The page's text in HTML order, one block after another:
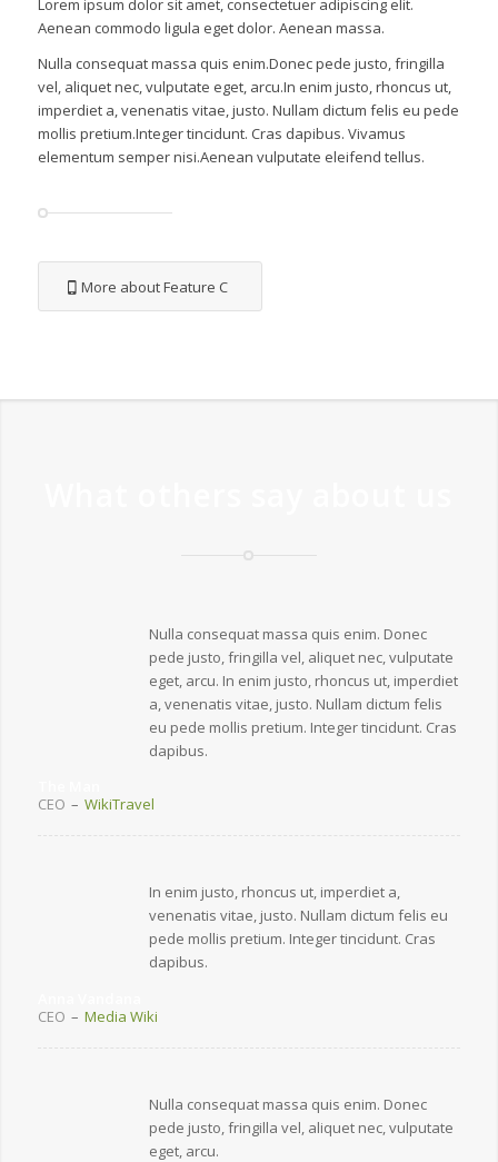
Aenean commodo ligula eget dolor. Aenean massa.
Nulla consequat massa quis enim.Donec pede justo, fringilla
vel, aliquet nec, vulputate eget, arcu.In enim justo, rhoncus ut,
imperdiet a, venenatis vitae, justo. Nullam dictum felis eu pede
mollis pretium.Integer tincidunt. Cras dapibus. Vivamus
elementum semper nisi.Aenean vulputate eleifend tellus.
More about Feature C
Nulla consequat massa quis enim. Donec
pede justo, fringilla vel, aliquet nec, vulputate
eget, arcu. In enim justo, rhoncus ut, imperdiet
a, venenatis vitae, justo. Nullam dictum felis
eu pede mollis pretium. Integer tincidunt. Cras
dapibus.
CEO – WikiTravel
In enim justo, rhoncus ut, imperdiet a,
venenatis vitae, justo. Nullam dictum felis eu
pede mollis pretium. Integer tincidunt. Cras
dapibus.
CEO – Media Wiki
Nulla consequat massa quis enim. Donec
pede justo, fringilla vel, aliquet nec, vulputate
eget, arcu.